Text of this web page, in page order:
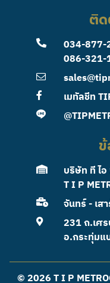
ติ
034-877-
086-321-
เมทัลชีท
บริษัท ที ไ
T I P
จันทร์ - เส
231 ถ.เศ
อ.กระทุ่ม
© 2026 T I P